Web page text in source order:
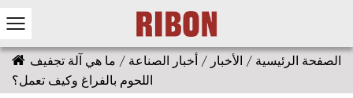
الصفحة الرئيسية / الأخبار / أخبار الصناعة / ما هي آلة تجفيف
اللحوم بالفراغ وكيف تعمل؟